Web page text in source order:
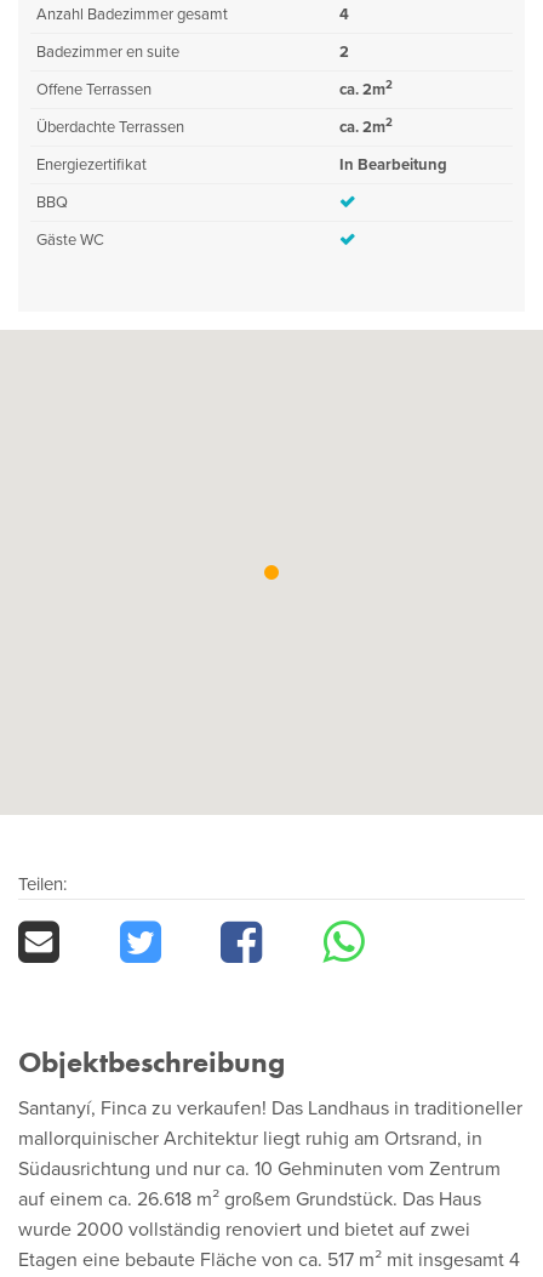
Anzahl Badezimmer gesamt
4
Badezimmer en suite
2
Offene Terrassen
ca. 2m2
Überdachte Terrassen ca. 2m2
Energiezertifikat
In Bearbeitung
BBQ
Gäste WC
Teilen:
Objektbeschreibung
Santanyí, Finca zu verkaufen! Das Landhaus in traditioneller
mallorquinischer Architektur liegt ruhig am Ortsrand, in
Südausrichtung und nur ca. 10 Gehminuten vom Zentrum
auf einem ca. 26.618 m² großem Grundstück. Das Haus
wurde 2000 vollständig renoviert und bietet auf zwei
Etagen eine bebaute Fläche von ca. 517 m² mit insgesamt 4